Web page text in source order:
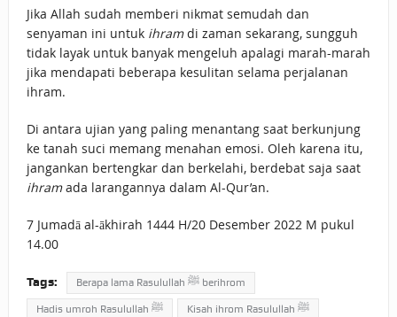
Jika Allah sudah memberi nikmat semudah dan
senyaman ini untuk ihramdi zaman sekarang, sungguh
tidak layak untuk banyak mengeluh apalagi marah-marah
jika mendapati beberapa kesulitan selama perjalanan
ihram.
Di antara ujian yang paling menantang saat berkunjung
ke tanah suci memang menahan emosi. Oleh karena itu,
jangankan bertengkar dan berkelahi, berdebat saja saat
ihramada larangannya dalam Al-Qur’an.
7 Jumadā al-ākhirah 1444 H/20 Desember 2022 M pukul
14.00
Tags: Berapa lama Rasulullah ﷺ berihrom
Hadis umroh Rasulullah ﷺ Kisah ihrom Rasulullah ﷺ